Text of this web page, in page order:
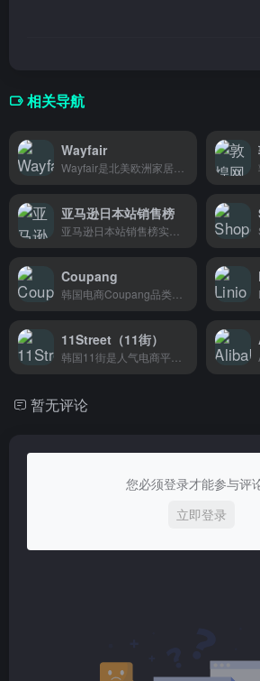
相关导航
Wayfair
亚马逊日本站销售榜
Coupang
11Street（11街）
暂无评论
您必须登录才能参与评
立即登录